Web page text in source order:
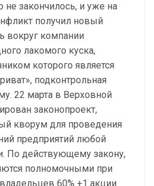
не закончилось, и уже на
получил новый
вокруг компании
лакомого куска,
которого является
подконтрольная
22 марта в Верховной
законопроект,
кворум для проведения
предприятий любой
По действующему закону,
полномочными при
60% +1 акции